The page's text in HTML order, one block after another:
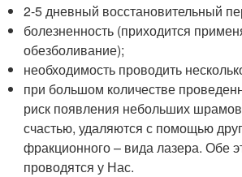
2-5 дневный восстановительный
болезненность (приходится
обезболивание);
необходимость проводить
при большом количестве
риск появления небольших
счастью, удаляются с помощью
фракционного – вида лазера. Обе
проводятся у Нас.